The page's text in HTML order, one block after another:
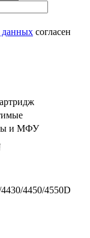
данных согласен
и МФУ
4450/4550D